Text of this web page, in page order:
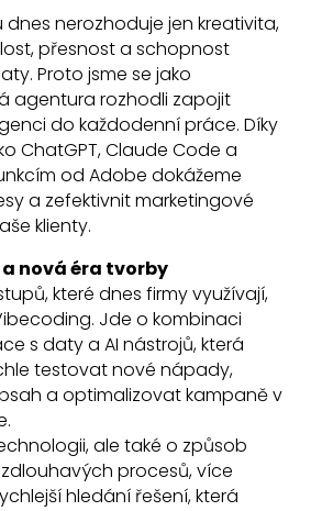
dnes nerozhoduje jen kreativita,
přesnost a schopnost
Proto jsme se jako
agentura rozhodli zapojit
do každodenní práce. Díky
ChatGPT, Claude Code a
od Adobe dokážeme
a zefektivnit marketingové
klienty.
nová éra tvorby
které dnes firmy využívají,
Jde o kombinaci
s daty a AI nástrojů, která
testovat nové nápady,
a optimalizovat kampaně v
ale také o způsob
procesů, více
hledání řešení, která